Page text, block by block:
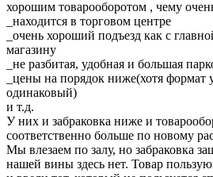
хорошим товарооборотом , чему
_находится в торговом центре
_очень хороший подъезд как с
магазину
_не разбитая, удобная и большая
_цены на порядок ниже(хотя формат
одинаковый)
и т.д.
У них и забраковка ниже и
соответственно больше по новому
Мы влезаем по залу, но забраковка
нашей вины здесь нет. Товар